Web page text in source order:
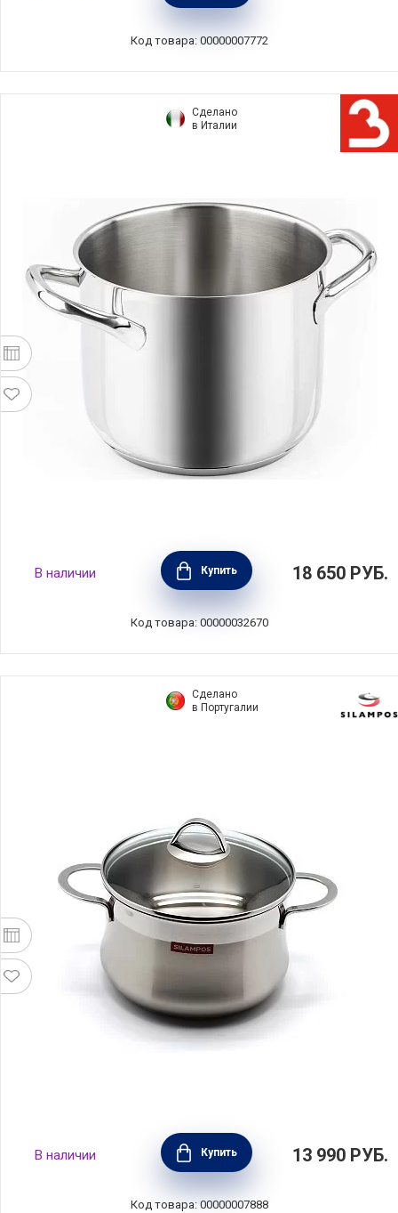
Silampos, Португалия, 632125V56620
Код товара: 00000007772
Сделано
в Италии
Кастрюля с крышкой высокая Chef Line 8 л,
диаметр 24 см, нержавеющая сталь,
Barazzoni, Италия, 163601024
В наличии Купить 18 650 РУБ.
Код товара: 00000032670
Сделано
в Португалии
Кастрюля Эмоция 4 л, 20 см, Silampos,
637123WA6620
В наличии Купить 13 990 РУБ.
Код товара: 00000007888